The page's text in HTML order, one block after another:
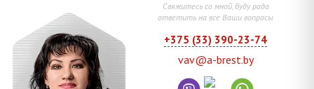
Свяжитесь со мной, буду рада
ответить на все Ваши вопросы
+375 (33) 390-23-74
vav@a-brest.by